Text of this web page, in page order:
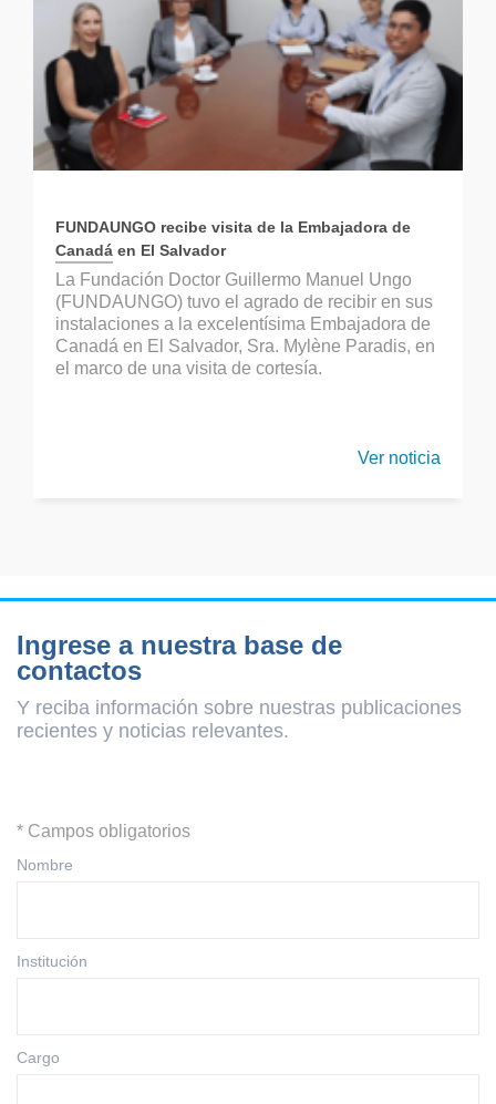
FUNDAUNGO recibe visita de la Embajadora de
Canadá en El Salvador
La Fundación Doctor Guillermo Manuel Ungo
(FUNDAUNGO) tuvo el agrado de recibir en sus
instalaciones a la excelentísima Embajadora de
Canadá en El Salvador, Sra. Mylène Paradis, en
el marco de una visita de cortesía.
Ver noticia
Ingrese a nuestra base de
contactos
Y reciba información sobre nuestras publicaciones
recientes y noticias relevantes.
* Campos obligatorios
Nombre
Institución
Cargo